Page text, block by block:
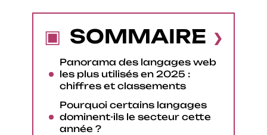
SOMMAIRE
Panorama des langages web
les plus utilisés en 2025 :
chiffres et classements
Pourquoi certains langages
dominent-ils le secteur cette
année ?